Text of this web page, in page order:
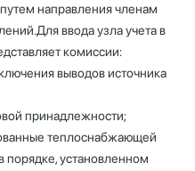
направления членам
ввода узла учета в
комиссии:
выводов источника
принадлежности;
теплоснабжающей
порядке, установленном